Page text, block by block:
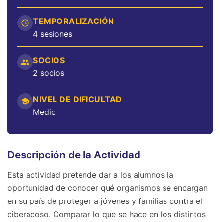
TEMPORALIZACIÓN
4 sesiones
SOCIOS
2 socios
NIVEL DE DIFICULTAD
Medio
Descripción de la Actividad
Esta actividad pretende dar a los alumnos la
oportunidad de conocer qué organismos se encargan
en su país de proteger a jóvenes y familias contra el
ciberacoso. Comparar lo que se hace en los distintos